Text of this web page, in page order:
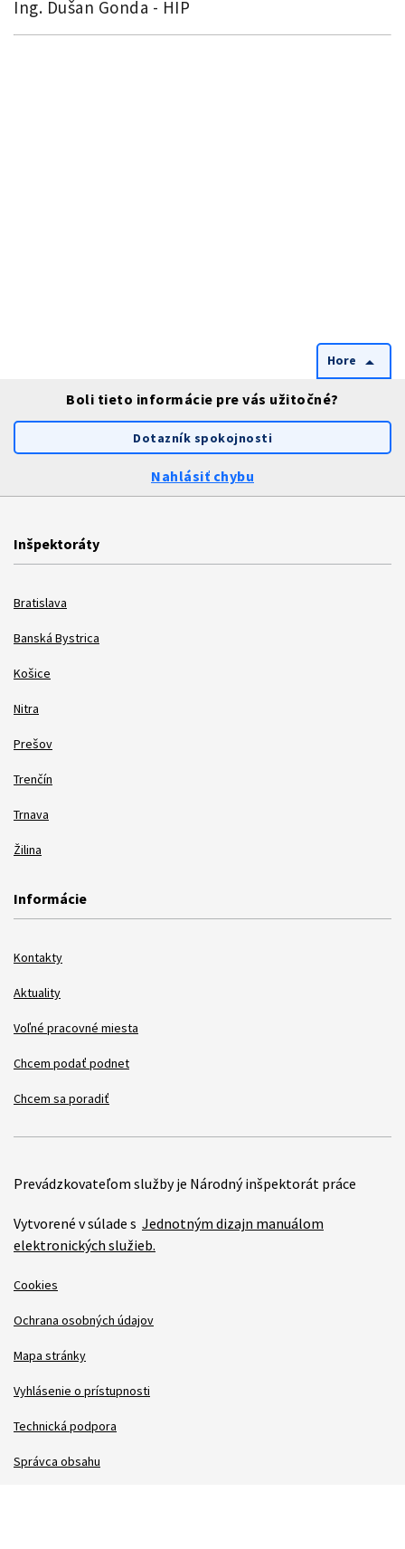
Ing. Dušan Gonda - HIP
Hore arrow_drop_up
Boli tieto informácie pre vás užitočné?
Dotazník spokojnosti
Nahlásiť chybu
Inšpektoráty
Bratislava
Banská Bystrica
Košice
Nitra
Prešov
Trenčín
Trnava
Žilina
Informácie
Kontakty
Aktuality
Voľné pracovné miesta
Chcem podať podnet
Chcem sa poradiť
Prevádzkovateľom služby je Národný inšpektorát práce
Vytvorené v súlade s Jednotným dizajn manuálom
elektronických služieb.
Cookies
Ochrana osobných údajov
Mapa stránky
Vyhlásenie o prístupnosti
Technická podpora
Správca obsahu